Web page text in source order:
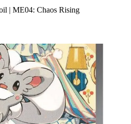
| ME04: Chaos Rising